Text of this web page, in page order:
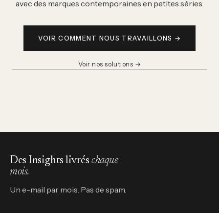
avec des marques contemporaines en petites séries.
VOIR COMMENT NOUS TRAVAILLONS →
Voir nos solutions →
Des Insights livrés chaque
mois.
Un e-mail par mois. Pas de spam.